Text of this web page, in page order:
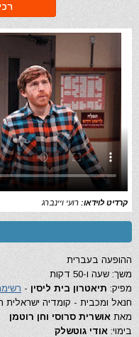
קרדיט לוידאו: רועי ויינברג
ההופעה בעברית
משך: שעה ו-50 דקות
מפיק: תיאטרון בית ליסין -
חנאל ומכבית - קומדיה
מאת אושרית סרוסי וחן רוטמן
בימוי: אודי גוטשלק